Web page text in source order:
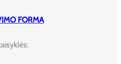
FORMA